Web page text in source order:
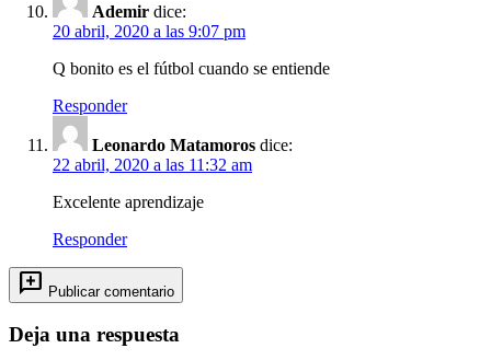
Ademir dice:
20 abril, 2020 a las 9:07 pm
Q bonito es el fútbol cuando se entiende
Responder
Leonardo Matamoros dice:
22 abril, 2020 a las 11:32 am
Excelente aprendizaje
Responder
add_comment Publicar comentario
Deja una respuesta